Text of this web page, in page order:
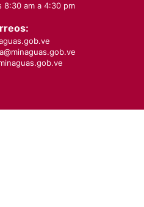
8:30 am a 4:30 pm